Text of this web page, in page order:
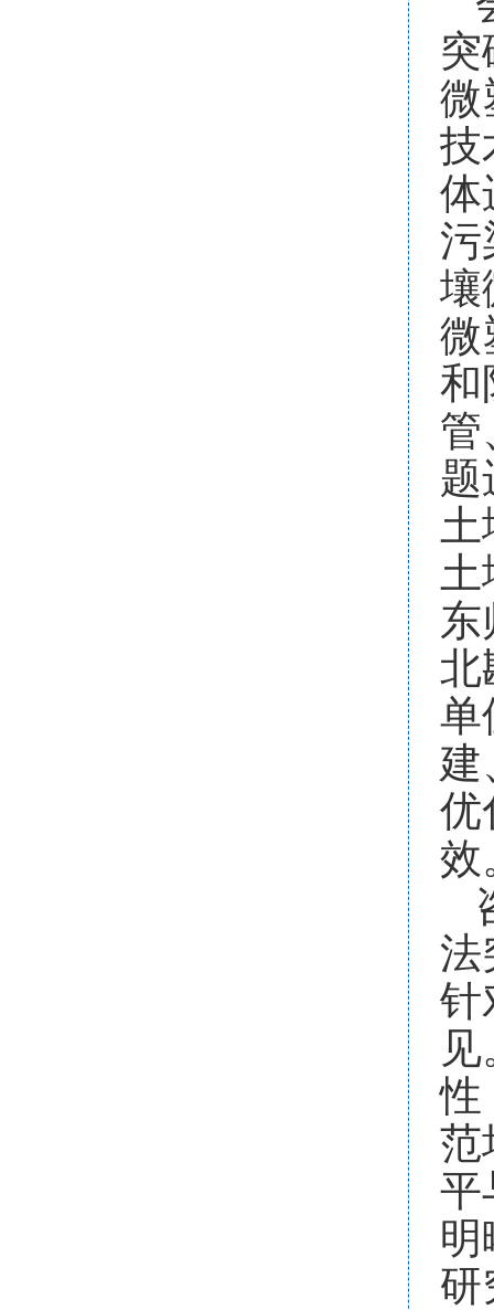
微
技
体
壤
微
和
管
土
土
北
单
优
效
法
针
性
范
平